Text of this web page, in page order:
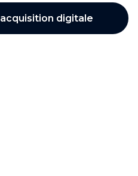
digitale